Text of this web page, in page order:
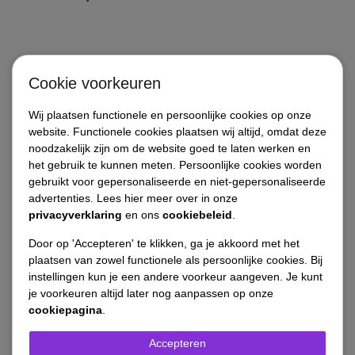
Werkwijze YouTube
Ads
Onze aanpak voor
succesvolle adverteren
op YouTube
Cookie voorkeuren
Wij plaatsen functionele en persoonlijke cookies op onze
website. Functionele cookies plaatsen wij altijd, omdat deze
noodzakelijk zijn om de website goed te laten werken en
het gebruik te kunnen meten. Persoonlijke cookies worden
gebruikt voor gepersonaliseerde en niet-gepersonaliseerde
advertenties. Lees hier meer over in onze
privacyverklaring en ons cookiebeleid
Door op 'Accepteren' te klikken, ga je akkoord met het
plaatsen van zowel functionele als persoonlijke cookies. Bij
instellingen kun je een andere voorkeur aangeven. Je kunt
je voorkeuren altijd later nog aanpassen op onze
cookiepagina
Accepteren